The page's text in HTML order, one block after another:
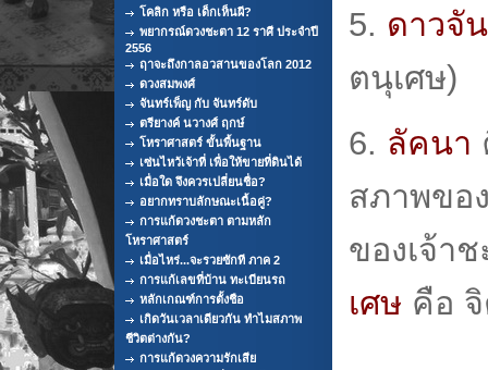
โคลิก หรือ เด็กเห็นผี?
พยากรณ์ดวงชะตา 12 ราศี ประจำปี
2556
ฤาจะถึงกาลอวสานของโลก 2012
ดวงสมพงศ์
จันทร์เพ็ญ กับ จันทร์ดับ
ตรียางค์ นวางศ์ ฤกษ์
โหราศาสตร์ ขั้นพื้นฐาน
เซ่นไหว้เจ้าที่ เพื่อให้ขายที่ดินได้
เมื่อใด จึงควรเปลี่ยนชื่อ?
อยากทราบลักษณะเนื้อคู่?
การแก้ดวงชะตา ตามหลัก
โหราศาสตร์
เมื่อไหร่...จะรวยซักที ภาค 2
การแก้เลขที่บ้าน ทะเบียนรถ
หลักเกณฑ์การตั้งชือ
เกิดวันเวลาเดียวกัน ทำไมสภาพ
ชีวิตต่างกัน?
การแก้ดวงความรักเสีย
5. ดาวจั
ตนุเศษ)
6. ลัคนา
สภาพขอ
ของเจ้า
เศษ คือ